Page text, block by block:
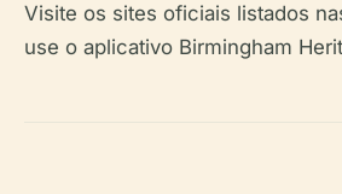
Visite os sites oficiais listados
use o aplicativo Birmingham